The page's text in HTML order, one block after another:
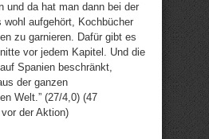
und da hat man dann bei der
wohl aufgehört, Kochbücher
zu garnieren. Dafür gibt es
vor jedem Kapitel. Und die
Spanien beschränkt,
der ganzen
Welt.” (27/4,0) (47
der Aktion)